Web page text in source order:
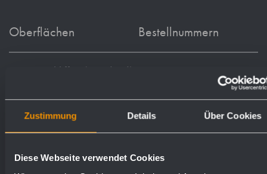
Zustimmung Details Über Cookies
Diese Webseite verwendet Cookies
Oberflächen Bestellnummern
matt geschliffen (standard)
hochglanzpoliert 732216